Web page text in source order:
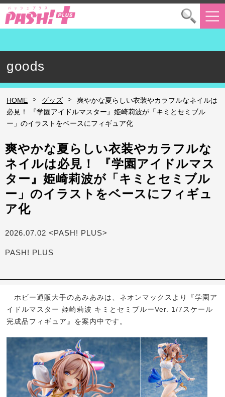
goods
HOME > グッズ >
爽やかな夏らしい衣装やカラフルなネイルは
必見！ 『学園アイドルマスター』姫崎莉波が「キミとセミブル
ー」のイラストをベースにフィギュア化
爽やかな夏らしい衣装やカラフルな
ネイルは必見！ 『学園アイドルマス
ター』姫崎莉波が「キミとセミブル
ー」のイラストをベースにフィギュ
ア化
2026.07.02 <PASH! PLUS>
PASH! PLUS
ホビー通販大手のあみあみは、ネオンマックスより『学園ア
イドルマスター 姫崎莉波 キミとセミブルーVer. 1/7スケール
完成品フィギュア』を案内中です。